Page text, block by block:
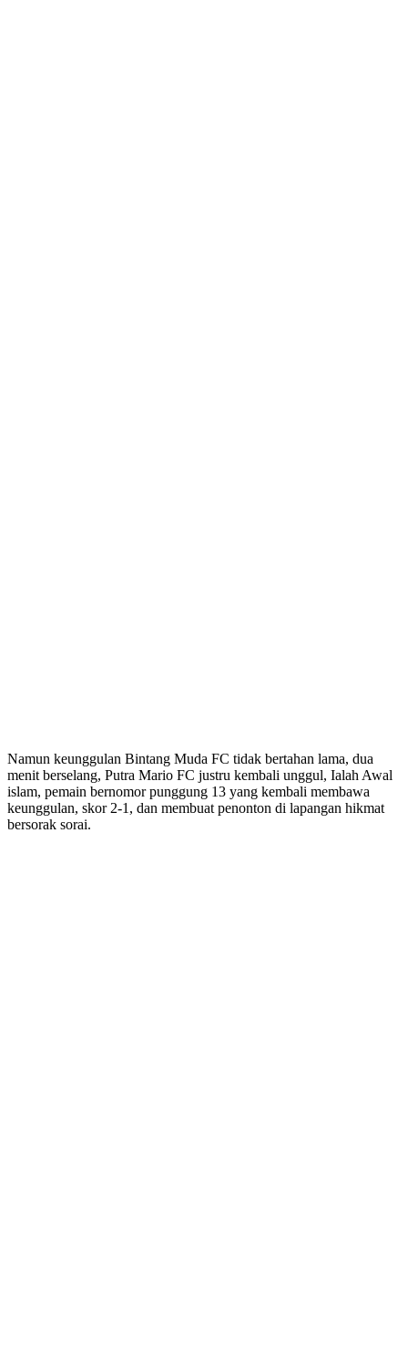
Namun keunggulan Bintang Muda FC tidak bertahan lama, dua
menit berselang, Putra Mario FC justru kembali unggul, Ialah Awal
islam, pemain bernomor punggung 13 yang kembali membawa
keunggulan, skor 2-1, dan membuat penonton di lapangan hikmat
bersorak sorai.